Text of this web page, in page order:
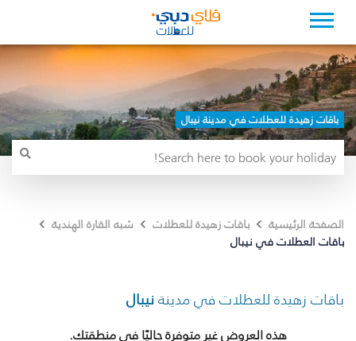
باقات زهيدة للعطلات في مدينة نيبال
الصفحة الرئيسية باقات زهيدة للعطلات
شبه القارة الهندية
باقات العطلات في نيبال
باقات زهيدة للعطلات في مدينةنيبال
هذه العروض غير متوفرة حاليًا في منطقتك.